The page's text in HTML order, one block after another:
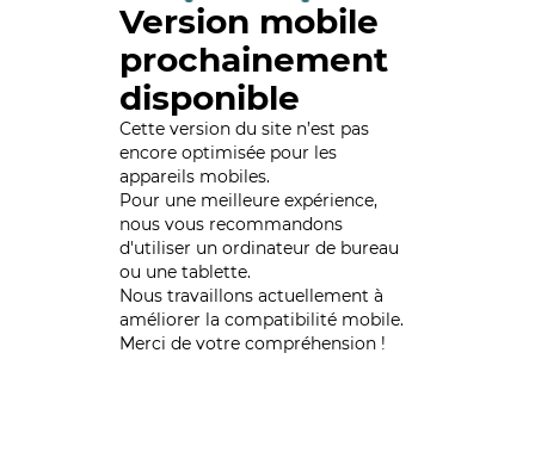
Version mobile
prochainement
disponible
Cette version du site n’est pas
encore optimisée pour les
appareils mobiles.
Pour une meilleure expérience,
nous vous recommandons
d'utiliser un ordinateur de bureau
ou une tablette.
Nous travaillons actuellement à
améliorer la compatibilité mobile.
Merci de votre compréhension !